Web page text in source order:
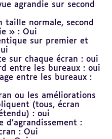
agrandie sur second
taille normale, second
» : Oui
sur premier et
sur chaque écran : oui
entre les bureaux : oui
entre les bureaux :
ou les améliorations
(tous, écran
: oui
d’agrandissement :
: Oui